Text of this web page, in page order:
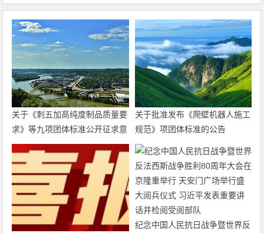
关于《刺五加高纯度制品质量要
求》等九项团体标准公开征求意
见的通知
关于批准发布《爬壁机器人施工
规范》项团体标准的公告
纪念中国人民抗日战争暨世界反